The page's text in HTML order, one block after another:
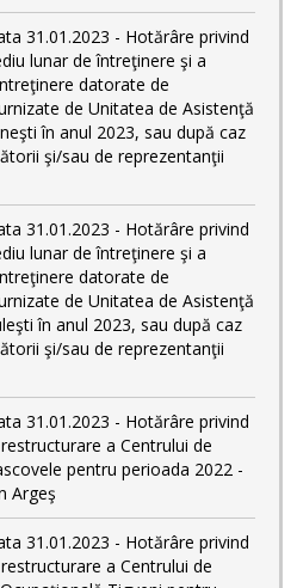
31.01.2023 - Hotărâre privind
lunar de întreţinere şi a
datorate de
de Unitatea de Asistenţă
în anul 2023, sau după caz
şi/sau de reprezentanţii
31.01.2023 - Hotărâre privind
lunar de întreţinere şi a
datorate de
de Unitatea de Asistenţă
în anul 2023, sau după caz
şi/sau de reprezentanţii
31.01.2023 - Hotărâre privind
a Centrului de
pentru perioada 2022 -
Argeş
31.01.2023 - Hotărâre privind
a Centrului de